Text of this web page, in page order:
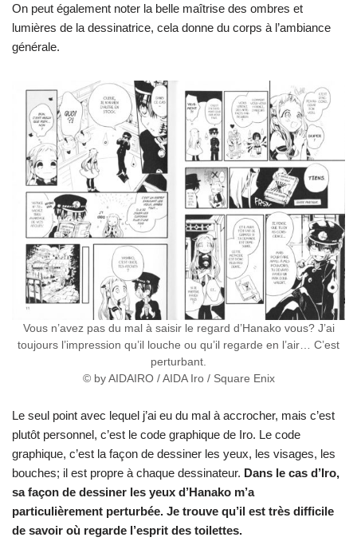
On peut également noter la belle maîtrise des ombres et
lumières de la dessinatrice, cela donne du corps à l’ambiance
générale.
Vous n’avez pas du mal à saisir le regard d’Hanako vous? J’ai
toujours l’impression qu’il louche ou qu’il regarde en l’air… C’est
perturbant.
© by AIDAIRO / AIDA Iro / Square Enix
Le seul point avec lequel j’ai eu du mal à accrocher, mais c’est
plutôt personnel, c’est le code graphique de Iro. Le code
graphique, c’est la façon de dessiner les yeux, les visages, les
bouches; il est propre à chaque dessinateur. Dans le cas d’Iro,
sa façon de dessiner les yeux d’Hanako m’a
particulièrement perturbée. Je trouve qu’il est très difficile
de savoir où regarde l’esprit des toilettes.